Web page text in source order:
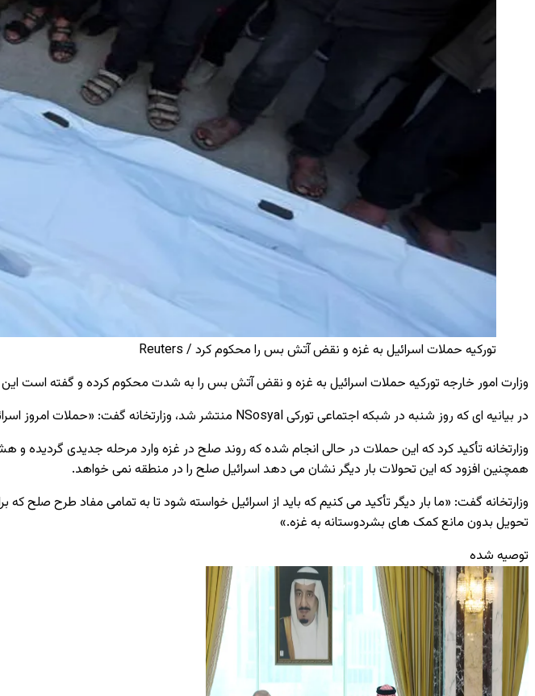
تورکیه حملات اسرائیل به غزه و نقض آتش ‌بس را محکوم کرد / Reuters
وزارت امور خارجه تورکیه حملات اسرائیل به غزه و نقض آتش ‌بس را به‌ شدت محکوم کرده و گفته است این
در بیانیه ‌ای که روز شنبه در شبکه اجتماعی تورکی NSosyal منتشر شد، وزارتخانه گفت: «حملات امروز اسرائیل علیه غزه و ادامه نقض آتش ‌بس را به ‌شدت محکوم می ‌کنیم.»
وزارتخانه تأکید کرد که این حملات در حالی انجام شده که روند صلح در غزه وارد مرحله جدیدی گردیده و
همچنین افزود که این تحولات بار دیگر نشان می ‌دهد اسرائیل صلح را در منطقه نمی ‌خواهد.
وزارتخانه گفت: «ما بار دیگر تأکید می ‌کنیم که باید از اسرائیل خواسته شود تا به تمامی مفاد طرح
تحویل بدون مانع کمک ‌های بشردوستانه به غزه.»
توصیه شده